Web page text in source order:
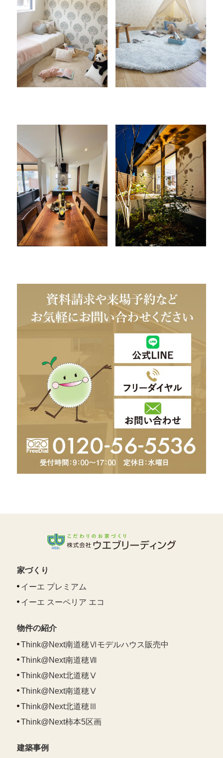
家づくり
イーエ プレミアム
イーエ スーペリア エコ
物件の紹介
Think@Next南道穂Ⅵモデルハウス販売中
Think@Next南道穂Ⅶ
Think@Next北道穂Ⅴ
Think@Next南道穂Ⅴ
Think@Next北道穂Ⅲ
Think@Next柿本5区画
建築事例